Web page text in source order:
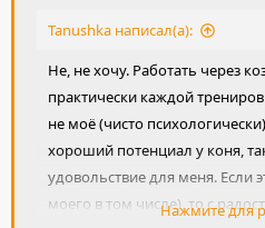
Tanushka написал(а):
Не, не хочу. Работать через
практически каждой
не моё (чисто
хороший потенциал у коня,
удовольствие для меня. Если
моего в том числе), то с
Нажмите для